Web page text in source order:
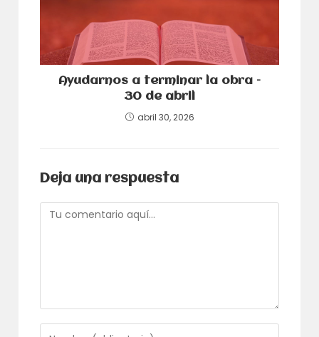
Ayudarnos a terminar la obra –
30 de abril
abril 30, 2026
Deja una respuesta
Comentario